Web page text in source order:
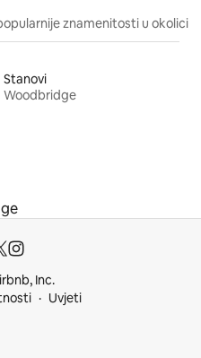
znamenitosti u okolici
Stanovi
Woodbridge
Inc.
Uvjeti